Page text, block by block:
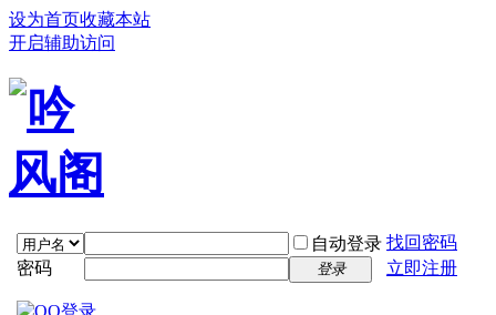
设为首页收藏本站
开启辅助访问
自动登录 找回密码
密码
登录 立即注册